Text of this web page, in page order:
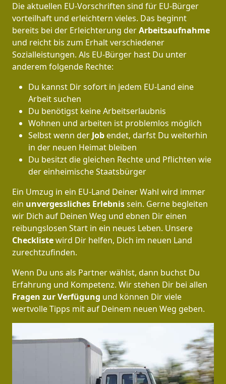
Die aktuellen EU-Vorschriften sind für EU-Bürger
vorteilhaft und erleichtern vieles. Das beginnt
bereits bei der Erleichterung derArbeitsaufnahme
und reicht bis zum Erhalt verschiedener
Sozialleistungen. Als EU-Bürger hast Du unter
anderem folgende Rechte:
Du kannst Dir sofort in jedem EU-Land eine
Arbeit suchen
Du benötigst keine Arbeitserlaubnis
Wohnen und arbeiten ist problemlos möglich
Selbst wenn der Jobendet, darfst Du weiterhin
in der neuen Heimat bleiben
Du besitzt die gleichen Rechte und Pflichten wie
der einheimische Staatsbürger
Ein Umzug in ein EU-Land Deiner Wahl wird immer
ein unvergessliches Erlebnissein. Gerne begleiten
wir Dich auf Deinen Weg und ebnen Dir einen
reibungslosen Start in ein neues Leben. Unsere
Checklistewird Dir helfen, Dich im neuen Land
zurechtzufinden.
Wenn Du uns als Partner wählst, dann buchst Du
Erfahrung und Kompetenz. Wir stehen Dir bei allen
Fragen zur Verfügung und können Dir viele
wertvolle Tipps mit auf Deinem neuen Weg geben.